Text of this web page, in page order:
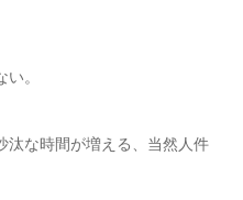
。
汰な時間が増える、当然人件